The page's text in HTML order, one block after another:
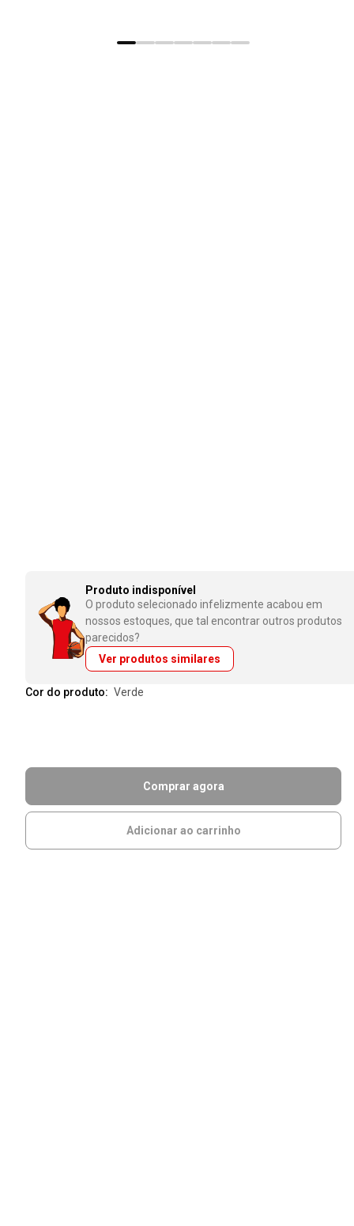
Produto indisponível
O produto selecionado infelizmente acabou em
nossos estoques, que tal encontrar outros produtos
parecidos?
Ver produtos similares
Cor do produto: verde
Comprar agora
Adicionar ao carrinho